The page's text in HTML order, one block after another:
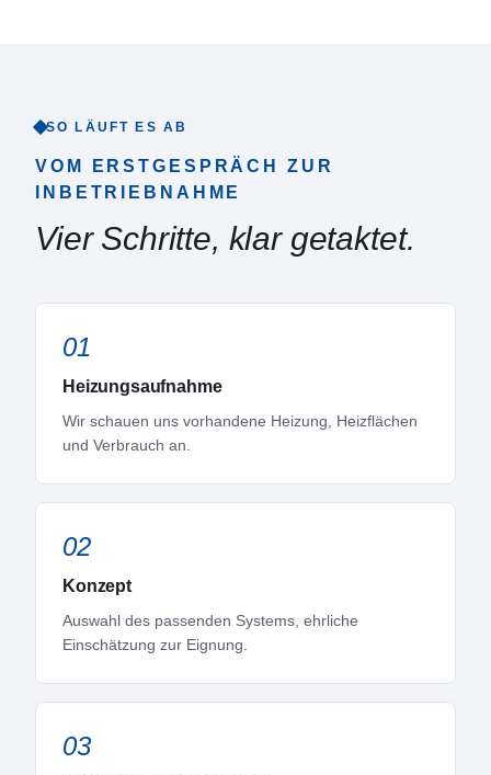
SO LÄUFT ES AB
VOM ERSTGESPRÄCH ZUR
INBETRIEBNAHME
Vier Schritte, klar getaktet.
01
Heizungsaufnahme
Wir schauen uns vorhandene Heizung, Heizflächen
und Verbrauch an.
02
Konzept
Auswahl des passenden Systems, ehrliche
Einschätzung zur Eignung.
03